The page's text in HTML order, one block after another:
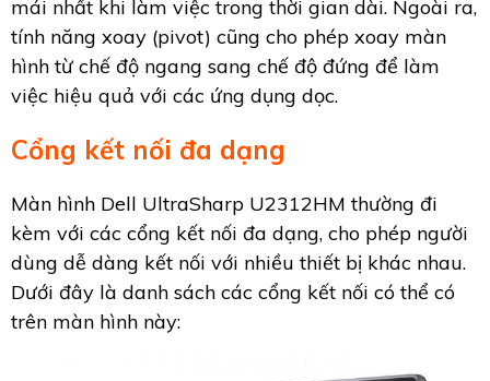
mái nhất khi làm việc trong thời gian dài. Ngoài ra,
tính năng xoay (pivot) cũng cho phép xoay màn
hình từ chế độ ngang sang chế độ đứng để làm
việc hiệu quả với các ứng dụng dọc.
Cổng kết nối đa dạng
Màn hình Dell UltraSharp U2312HM thường đi
kèm với các cổng kết nối đa dạng, cho phép người
dùng dễ dàng kết nối với nhiều thiết bị khác nhau.
Dưới đây là danh sách các cổng kết nối có thể có
trên màn hình này: